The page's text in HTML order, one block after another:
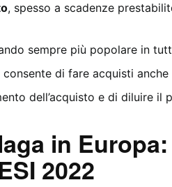
, spesso a scadenze
sempre più popolare in
consente di fare acquisti
dell’acquisto e di diluire il
in
2022